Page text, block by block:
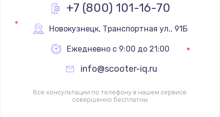
+7 (800) 101-16-70
Новокузнецк, Транспортная ул., 91Б
Ежедневно с 9:00 до 21:00
info@scooter-iq.ru
Все консультации по телефону в нашем сервисе
совершенно бесплатны